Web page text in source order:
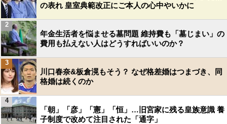
の表れ 皇室典範改正にご本人の心中やいかに
年金生活者を悩ませる墓問題 維持費も「墓じまい」の
費用も払えない人はどうすればいいのか？
2
川口春奈&板倉滉もそう？ なぜ格差婚はつまづき、同
格婚は続くのか
3
「朝」「彦」「憲」「恒」…旧宮家に残る皇族意識 養
子制度で改めて注目された「通字」
4